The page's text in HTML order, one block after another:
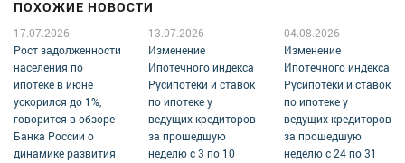
ПОХОЖИЕ НОВОСТИ
17.07.2026
Рост задолженности
населения по
ипотеке в июне
ускорился до 1%,
говорится в обзоре
Банка России о
динамике развития
13.07.2026
Изменение
Ипотечного индекса
Русипотеки и ставок
по ипотеке у
ведущих кредиторов
за прошедшую
неделю с 3 по 10
04.08.2026
Изменение
Ипотечного индекса
Русипотеки и ставок
по ипотеке у
ведущих кредиторов
за прошедшую
неделю с 24 по 31